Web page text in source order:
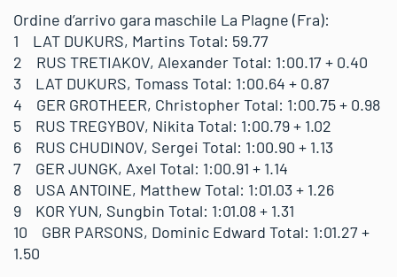
Ordine d’arrivo gara maschile La Plagne (Fra):
1 LAT DUKURS, Martins Total: 59.77
2 RUS TRETIAKOV, Alexander Total: 1:00.17 + 0.40
3 LAT DUKURS, Tomass Total: 1:00.64 + 0.87
4 GER GROTHEER, Christopher Total: 1:00.75 + 0.98
5 RUS TREGYBOV, Nikita Total: 1:00.79 + 1.02
6 RUS CHUDINOV, Sergei Total: 1:00.90 + 1.13
7 GER JUNGK, Axel Total: 1:00.91 + 1.14
8 USA ANTOINE, Matthew Total: 1:01.03 + 1.26
9 KOR YUN, Sungbin Total: 1:01.08 + 1.31
10 GBR PARSONS, Dominic Edward Total: 1:01.27 +
1.50